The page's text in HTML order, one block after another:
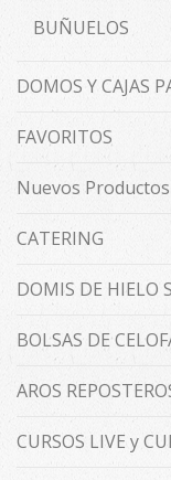
BUÑUELOS
DOMOS Y CAJAS
FAVORITOS
Nuevos Productos
CATERING
DOMIS DE HIELO
BOLSAS DE
AROS
CURSOS LIVE y